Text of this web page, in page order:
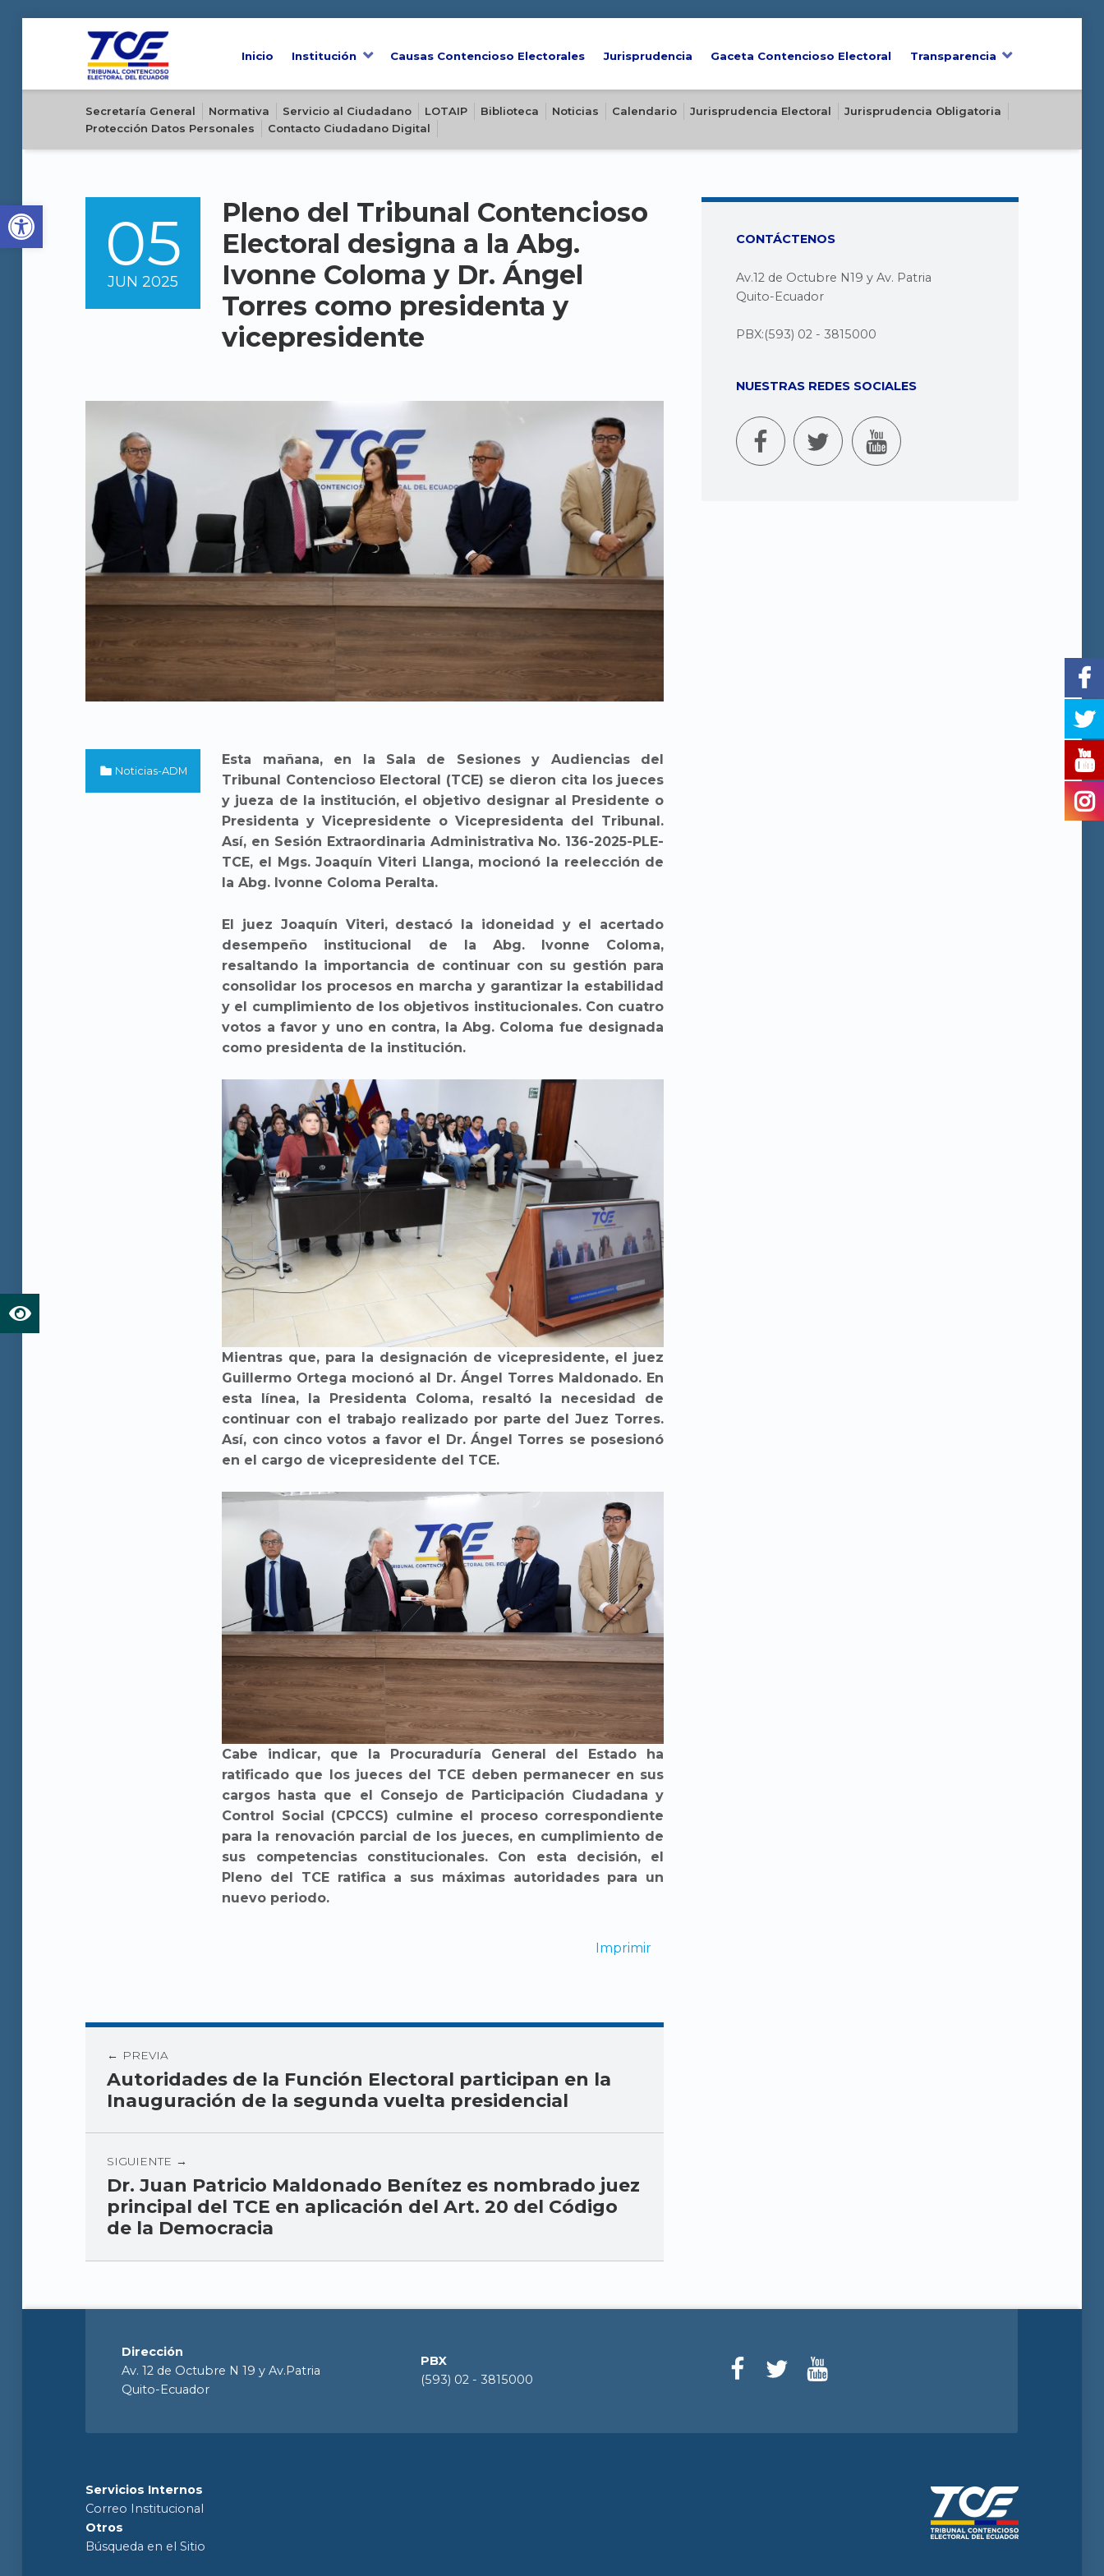
Open toolbar
Inicio Institución Causas Contencioso Electorales Jurisprudencia Gaceta Contencioso Electoral Transparencia
Secretaría General Normativa Servicio al Ciudadano LOTAIP Biblioteca Noticias Calendario Jurisprudencia Electoral
Jurisprudencia Obligatoria
Protección Datos Personales
Contacto Ciudadano Digital
Pleno del Tribunal Contencioso
Electoral designa a la Abg.
Ivonne Coloma y Dr. Ángel
Torres como presidenta y
vicepresidente
POSTED ON:
05
JUN 2025
Esta mañana, en la Sala de Sesiones y Audiencias del
Tribunal Contencioso Electoral (TCE) se dieron cita los jueces
y jueza de la institución, el objetivo designar al Presidente o
Presidenta y Vicepresidente o Vicepresidenta del Tribunal.
Así, en Sesión Extraordinaria Administrativa No. 136-2025-PLE-
TCE, el Mgs. Joaquín Viteri Llanga, mocionó la reelección de
la Abg. Ivonne Coloma Peralta.
El juez Joaquín Viteri, destacó la idoneidad y el acertado
desempeño institucional de la Abg. Ivonne Coloma,
resaltando la importancia de continuar con su gestión para
consolidar los procesos en marcha y garantizar la estabilidad
y el cumplimiento de los objetivos institucionales. Con cuatro
votos a favor y uno en contra, la Abg. Coloma fue designada
como presidenta de la institución.
Mientras que, para la designación de vicepresidente, el juez
Guillermo Ortega mocionó al Dr. Ángel Torres Maldonado. En
esta línea, la Presidenta Coloma, resaltó la necesidad de
continuar con el trabajo realizado por parte del Juez Torres.
Así, con cinco votos a favor el Dr. Ángel Torres se posesionó
en el cargo de vicepresidente del TCE.
Cabe indicar, que la Procuraduría General del Estado ha
ratificado que los jueces del TCE deben permanecer en sus
cargos hasta que el Consejo de Participación Ciudadana y
Control Social (CPCCS) culmine el proceso correspondiente
para la renovación parcial de los jueces, en cumplimiento de
sus competencias constitucionales. Con esta decisión, el
Pleno del TCE ratifica a sus máximas autoridades para un
nuevo periodo.
Imprimir
Categorized in:
Noticias-ADM
PREVIA
Autoridades de la Función Electoral participan en la
Inauguración de la segunda vuelta presidencial
SIGUIENTE
Dr. Juan Patricio Maldonado Benítez es nombrado juez
principal del TCE en aplicación del Art. 20 del Código
de la Democracia
CONTÁCTENOS
Av.12 de Octubre N19 y Av. Patria
Quito-Ecuador
PBX:(593) 02 - 3815000
NUESTRAS REDES SOCIALES
Dirección
Av. 12 de Octubre N 19 y Av.Patria
Quito-Ecuador
PBX
(593) 02 - 3815000
Servicios Internos
Correo Institucional
Otros
Búsqueda en el Sitio